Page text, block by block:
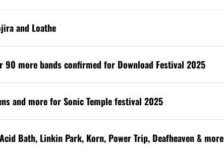
and Loathe
90 more bands confirmed for Download Festival 2025
and more for Sonic Temple festival 2025
Bath, Linkin Park, Korn, Power Trip, Deafheaven & more